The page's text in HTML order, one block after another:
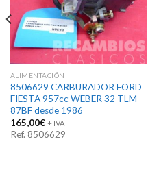
ALIMENTACIÓN
8506629 CARBURADOR FORD
FIESTA 957cc WEBER 32 TLM
87BF desde 1986
165,00€ + IVA
Ref. 8506629